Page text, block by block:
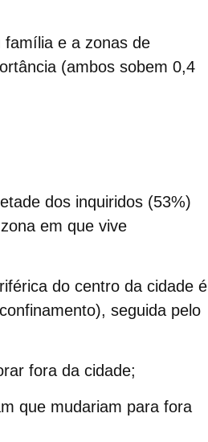
família e a zonas de
(ambos sobem 0,4
dos inquiridos (53%)
em que vive
do centro da cidade é
seguida pelo
fora da cidade;
que mudariam para fora